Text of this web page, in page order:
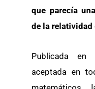
que parecía
de la relatividad
Publicada en
aceptada en